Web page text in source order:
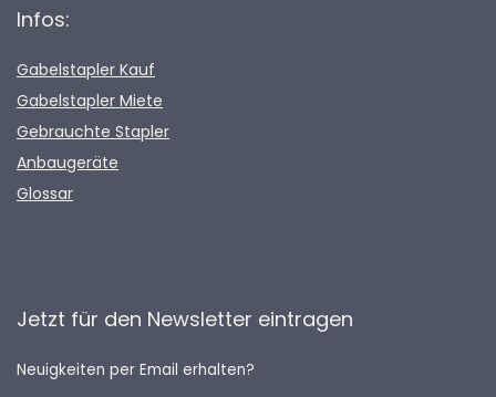
Infos:
Gabelstapler Kauf
Gabelstapler Miete
Gebrauchte Stapler
Anbaugeräte
Glossar
Jetzt für den Newsletter eintragen
Neuigkeiten per Email erhalten?